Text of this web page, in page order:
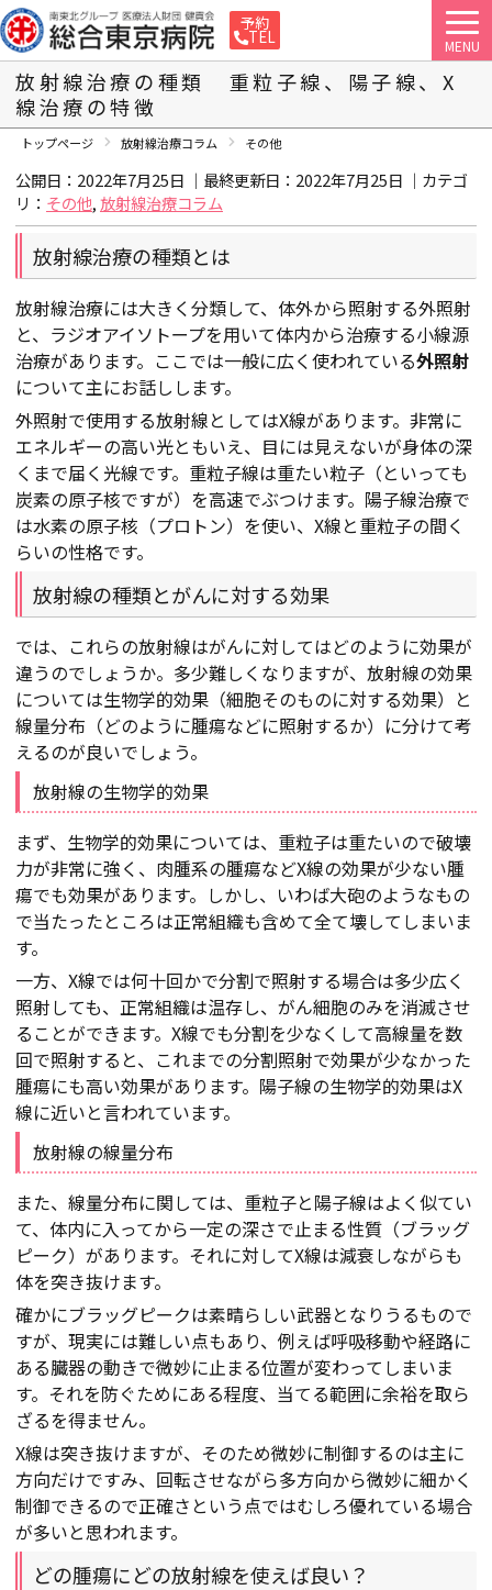
予約
TEL MENU
放射線治療の種類 重粒子線、陽子線、X
線治療の特徴
トップページ 放射線治療コラム その他
公開日：2022年7月25日 ｜最終更新日： 2022年7月25日 ｜カテゴ
リ： その他,放射線治療コラム
放射線治療の種類とは
放射線治療には大きく分類して、体外から照射する外照射
と、ラジオアイソトープを用いて体内から治療する小線源
治療があります。ここでは一般に広く使われている外照射
について主にお話しします。
外照射で使用する放射線としてはX線があります。非常に
エネルギーの高い光ともいえ、目には見えないが身体の深
くまで届く光線です。重粒子線は重たい粒子（といっても
炭素の原子核ですが）を高速でぶつけます。陽子線治療で
は水素の原子核（プロトン）を使い、X線と重粒子の間く
らいの性格です。
放射線の種類とがんに対する効果
では、これらの放射線はがんに対してはどのように効果が
違うのでしょうか。多少難しくなりますが、放射線の効果
については生物学的効果（細胞そのものに対する効果）と
線量分布（どのように腫瘍などに照射するか）に分けて考
えるのが良いでしょう。
放射線の生物学的効果
まず、生物学的効果については、重粒子は重たいので破壊
力が非常に強く、肉腫系の腫瘍などX線の効果が少ない腫
瘍でも効果があります。しかし、いわば大砲のようなもの
で当たったところは正常組織も含めて全て壊してしまいま
す。
一方、X線では何十回かで分割で照射する場合は多少広く
照射しても、正常組織は温存し、がん細胞のみを消滅させ
ることができます。X線でも分割を少なくして高線量を数
回で照射すると、これまでの分割照射で効果が少なかった
腫瘍にも高い効果があります。陽子線の生物学的効果はX
線に近いと言われています。
放射線の線量分布
また、線量分布に関しては、重粒子と陽子線はよく似てい
て、体内に入ってから一定の深さで止まる性質（ブラッグ
ピーク）があります。それに対してX線は減衰しながらも
体を突き抜けます。
確かにブラッグピークは素晴らしい武器となりうるもので
すが、現実には難しい点もあり、例えば呼吸移動や経路に
ある臓器の動きで微妙に止まる位置が変わってしまいま
す。それを防ぐためにある程度、当てる範囲に余裕を取ら
ざるを得ません。
X線は突き抜けますが、そのため微妙に制御するのは主に
方向だけですみ、回転させながら多方向から微妙に細かく
制御できるので正確さという点ではむしろ優れている場合
が多いと思われます。
どの腫瘍にどの放射線を使えば良い？